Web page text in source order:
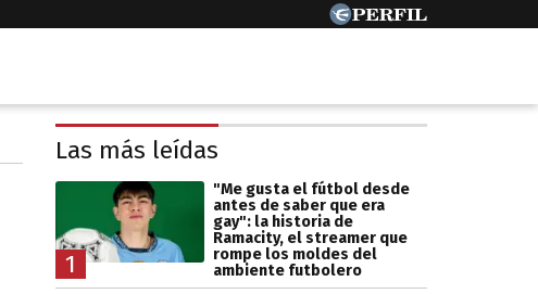
Las más leídas
1
"Me gusta el fútbol desde
antes de saber que era
gay": la historia de
Ramacity, el streamer que
rompe los moldes del
ambiente futbolero